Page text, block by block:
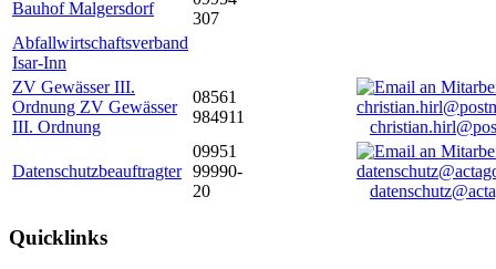
Bauhof Malgersdorf
307
Abfallwirtschaftsverband
Isar-Inn
ZV Gewässer III.
Ordnung ZV Gewässer
III. Ordnung
08561
984911
Datenschutzbeauftragter
09951
99990-
20
Quicklinks